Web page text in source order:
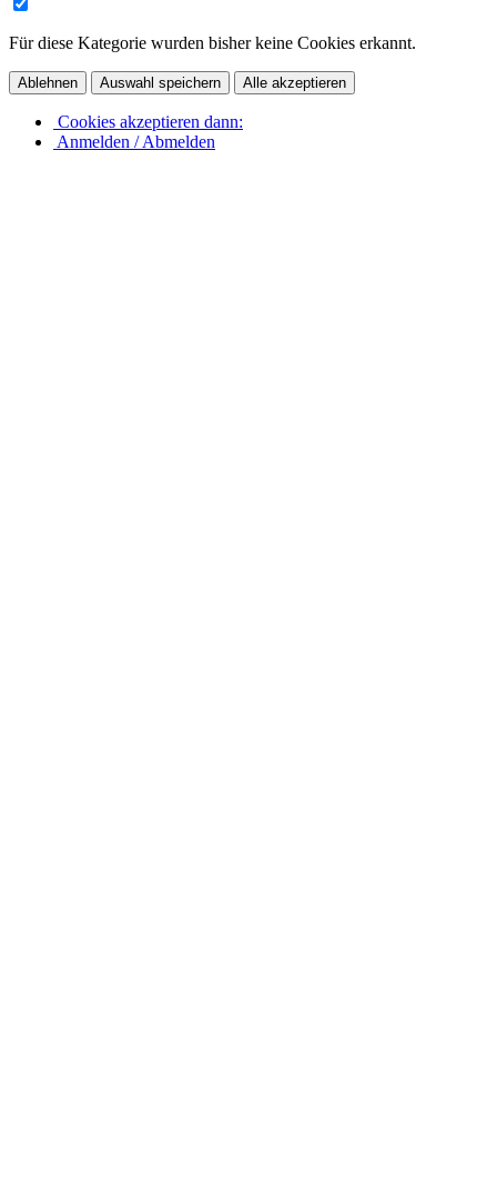
Für diese Kategorie wurden bisher keine Cookies erkannt.
Ablehnen Auswahl speichern Alle akzeptieren
Cookies akzeptieren dann:
Anmelden / Abmelden